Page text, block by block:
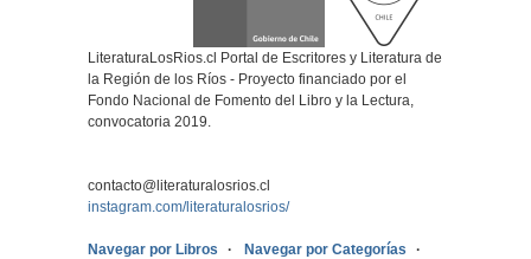
LiteraturaLosRios.cl Portal de Escritores y Literatura de
la Región de los Ríos - Proyecto financiado por el
Fondo Nacional de Fomento del Libro y la Lectura,
convocatoria 2019.
contacto@literaturalosrios.cl
instagram.com/literaturalosrios/
Navegar por Libros Navegar por Categorías